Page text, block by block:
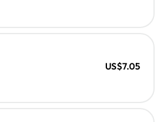
US$7.05